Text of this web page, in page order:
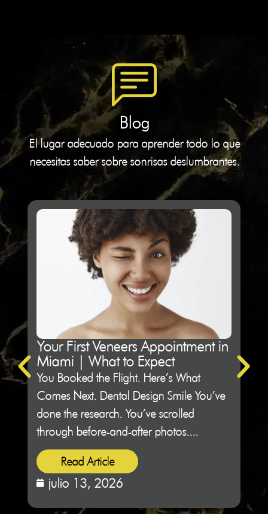
Blog
El lugar adecuado para aprender todo lo que
necesitas saber sobre sonrisas deslumbrantes.
Your First Veneers Appointment in
Miami | What to Expect
You Booked the Flight. Here’s What
Comes Next. Dental Design Smile You’ve
done the research. You’ve scrolled
through before-and-after photos....
Read Article
julio 13, 2026